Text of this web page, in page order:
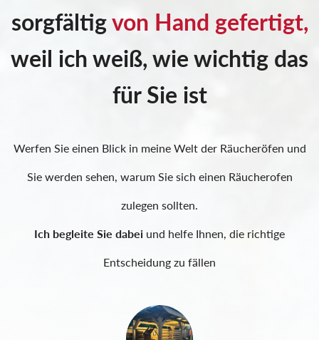
sorgfältigvon Hand gefertigt,
weil ich weiß, wie wichtig das
für Sie ist
Werfen Sie einen Blick in meine Welt der Räucheröfen und
Sie werden sehen, warum Sie sich einen Räucherofen
zulegen sollten.
Ich begleite Sie dabei und helfe Ihnen, die richtige
Entscheidung zu fällen